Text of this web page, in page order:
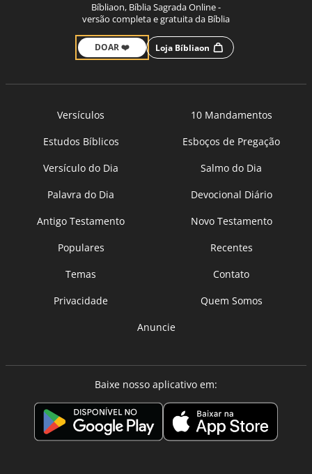
Bíbliaon, Bíblia Sagrada Online -
versão completa e gratuita da Bíblia
DOAR ❤️ Loja Bíbliaon
Versículos
10 Mandamentos
Estudos Bíblicos
Esboços de Pregação
Versículo do Dia
Salmo do Dia
Palavra do Dia
Devocional Diário
Antigo Testamento
Novo Testamento
Populares
Recentes
Temas
Contato
Privacidade
Quem Somos
Anuncie
Baixe nosso aplicativo em: